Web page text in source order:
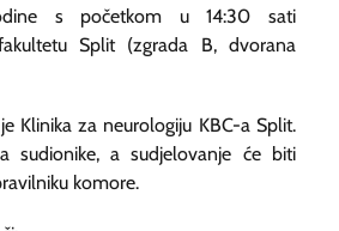
s početkom u 14:30 sati
Split (zgrada B, dvorana
Klinika za neurologiju KBC-a Split.
sudionike, a sudjelovanje će biti
komore.